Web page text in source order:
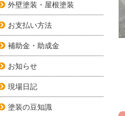
外壁塗装・屋根塗装
お支払い方法
補助金・助成金
お知らせ
現場日記
塗装の豆知識